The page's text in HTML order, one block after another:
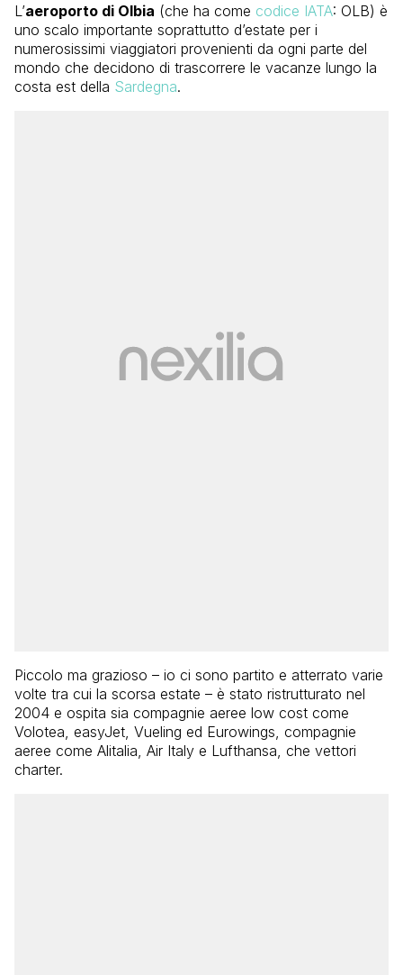
L’aeroporto di Olbia (che ha come codice IATA: OLB) è
uno scalo importante soprattutto d’estate per i
numerosissimi viaggiatori provenienti da ogni parte del
mondo che decidono di trascorrere le vacanze lungo la
costa est della Sardegna.
Piccolo ma grazioso – io ci sono partito e atterrato varie
volte tra cui la scorsa estate – è stato ristrutturato nel
2004 e ospita sia compagnie aeree low cost come
Volotea, easyJet, Vueling ed Eurowings, compagnie
aeree come Alitalia, Air Italy e Lufthansa, che vettori
charter.